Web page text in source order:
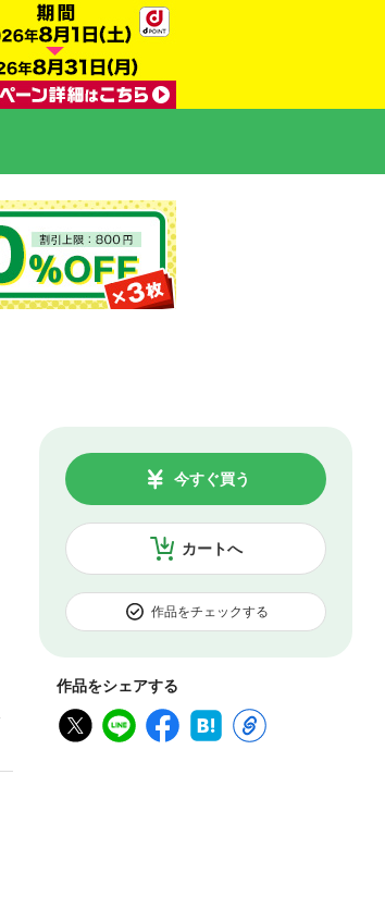
カートへ
今すぐ買う
作品をチェックする
作品をシェアする